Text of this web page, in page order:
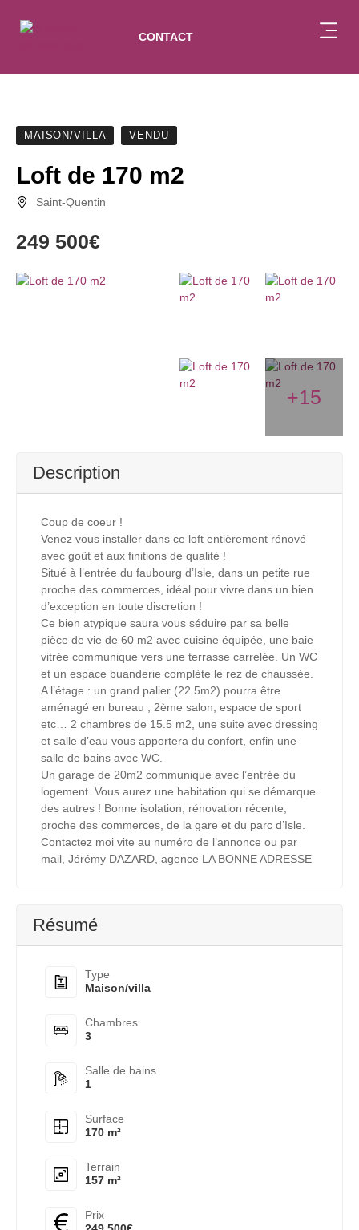
CONTACT
MAISON/VILLA VENDU
Loft de 170 m2
Saint-Quentin
249 500€
+15
Description
Coup de coeur !
Venez vous installer dans ce loft entièrement rénové
avec goût et aux finitions de qualité !
Situé à l’entrée du faubourg d’Isle, dans un petite rue
proche des commerces, idéal pour vivre dans un bien
d’exception en toute discretion !
Ce bien atypique saura vous séduire par sa belle
pièce de vie de 60 m2 avec cuisine équipée, une baie
vitrée communique vers une terrasse carrelée. Un WC
et un espace buanderie complète le rez de chaussée.
A l’étage : un grand palier (22.5m2) pourra être
aménagé en bureau , 2ème salon, espace de sport
etc… 2 chambres de 15.5 m2, une suite avec dressing
et salle d’eau vous apportera du confort, enfin une
salle de bains avec WC.
Un garage de 20m2 communique avec l’entrée du
logement. Vous aurez une habitation qui se démarque
des autres ! Bonne isolation, rénovation récente,
proche des commerces, de la gare et du parc d’Isle.
Contactez moi vite au numéro de l’annonce ou par
mail, Jérémy DAZARD, agence LA BONNE ADRESSE
Résumé
Type
Maison/villa
Chambres
3
Salle de bains
1
Surface
170 m²
Terrain
157 m²
Prix